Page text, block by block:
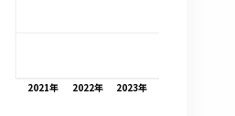
2021年 2022年 2023年